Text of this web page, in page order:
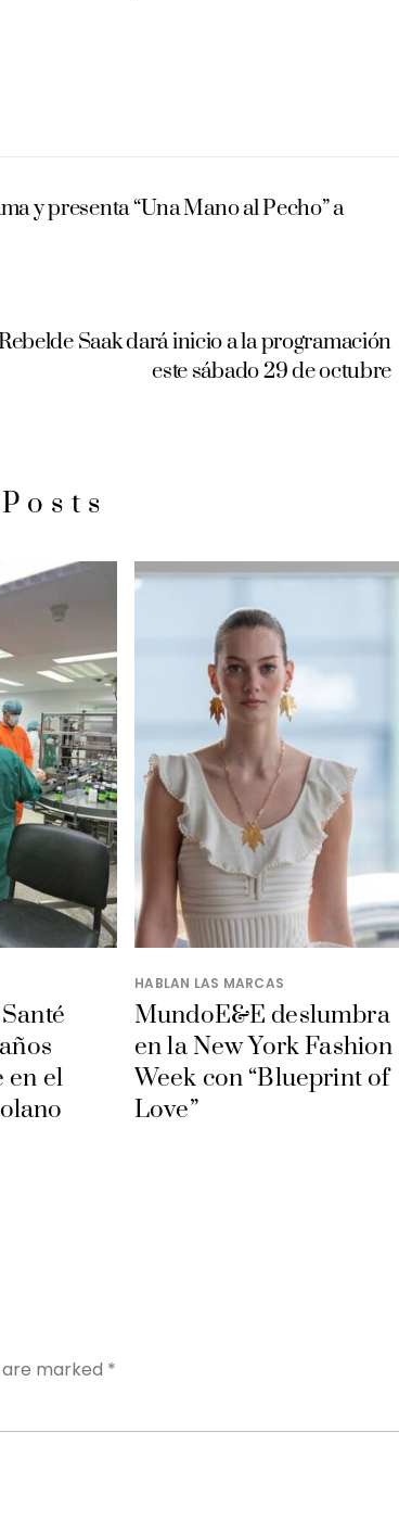
y presenta “Una Mano al Pecho” a
Saak dará inicio a la programación
este sábado 29 de octubre
en el
HABLAN LAS MARCAS
MundoE&E deslumbra
en la New York Fashion
Week con “Blueprint of
Love”
are marked *